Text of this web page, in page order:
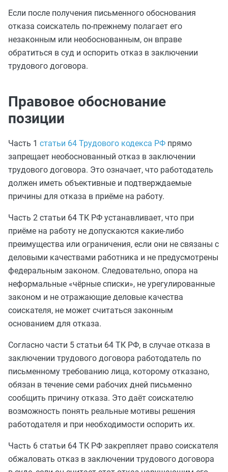
Если после получения письменного обоснования
отказа соискатель по‑прежнему полагает его
незаконным или необоснованным, он вправе
обратиться в суд и оспорить отказ в заключении
трудового договора.
Правовое обоснование
позиции
Часть 1 статьи 64 Трудового кодекса РФ прямо
запрещает необоснованный отказ в заключении
трудового договора. Это означает, что работодатель
должен иметь объективные и подтверждаемые
причины для отказа в приёме на работу.
Часть 2 статьи 64 ТК РФ устанавливает, что при
приёме на работу не допускаются какие‑либо
преимущества или ограничения, если они не связаны с
деловыми качествами работника и не предусмотрены
федеральным законом. Следовательно, опора на
неформальные «чёрные списки», не урегулированные
законом и не отражающие деловые качества
соискателя, не может считаться законным
основанием для отказа.
Согласно части 5 статьи 64 ТК РФ, в случае отказа в
заключении трудового договора работодатель по
письменному требованию лица, которому отказано,
обязан в течение семи рабочих дней письменно
сообщить причину отказа. Это даёт соискателю
возможность понять реальные мотивы решения
работодателя и при необходимости оспорить их.
Часть 6 статьи 64 ТК РФ закрепляет право соискателя
обжаловать отказ в заключении трудового договора